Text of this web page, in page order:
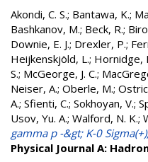
Akondi, C. S.; Bantawa, K.;
Bashkanov, M.; Beck, R.;
Downie, E. J.; Drexler, P.;
Heijkenskjöld, L.; Hornidge,
S.; McGeorge, J. C.;
Neiser, A.; Oberle, M.;
A.; Sfienti, C.; Sokhoyan, V.;
Usov, Yu. A.; Walford, N. K.;
gamma p -&gt; K-0
Physical Journal A: